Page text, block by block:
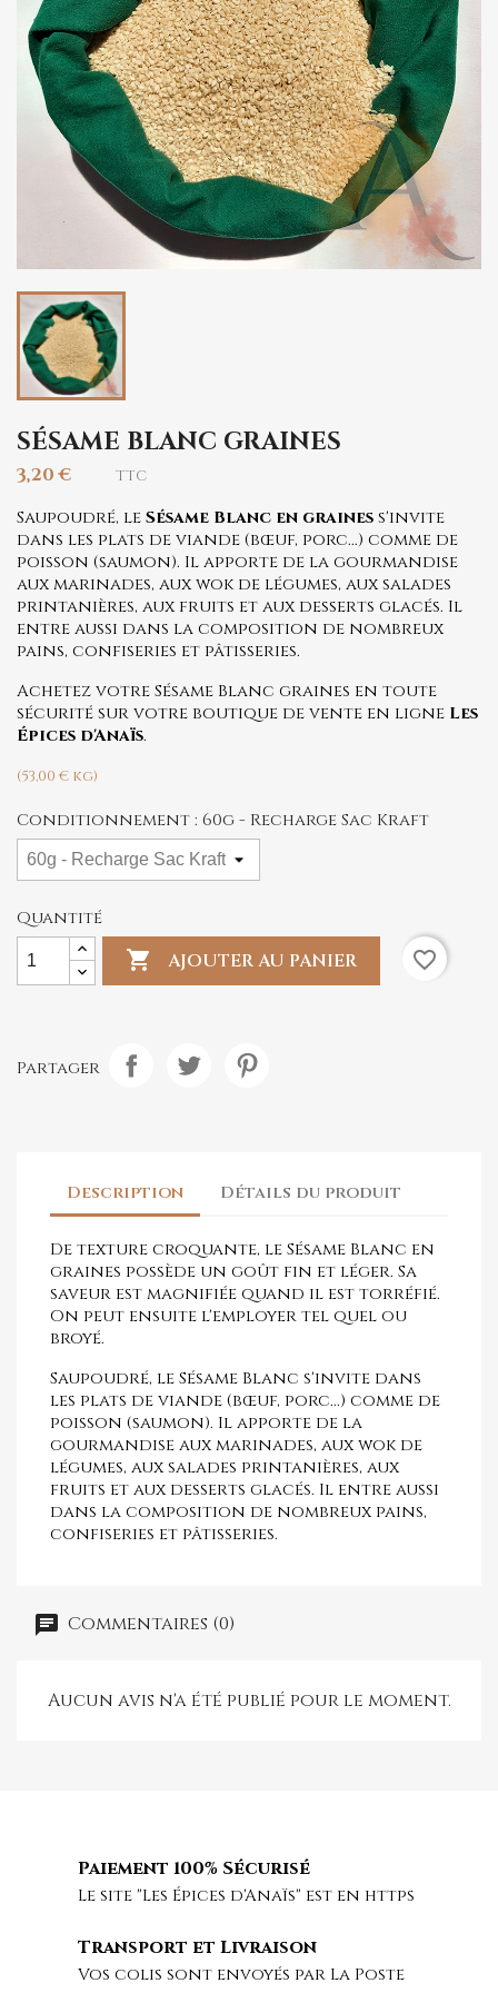
SÉSAME BLANC GRAINES
3,20 € TTC
Saupoudré, leSésame Blanc en grainess'invite
dans les plats de viande (bœuf, porc...) comme de
poisson (saumon). Il apporte de la gourmandise
aux marinades, aux wok de légumes, aux salades
printanières, aux fruits et aux desserts glacés. Il
entre aussi dans la composition de nombreux
pains, confiseries et pâtisseries.
Achetez votre Sésame Blanc graines en toute
sécurité sur votre boutique de vente en ligne Les
Épices d'Anaïs.
(53,00 € kg)
Conditionnement : 60g - Recharge Sac Kraft
Quantité
 AJOUTER AU PANIER favorite_border
Partager
Description Détails du produit
De texture croquante, le Sésame Blanc en
graines possède un goût fin et léger. Sa
saveur est magnifiée quand il est torréfié.
On peut ensuite l'employer tel quel ou
broyé.
Saupoudré, le Sésame Blanc s'invite dans
les plats de viande (bœuf, porc...) comme de
poisson (saumon). Il apporte de la
gourmandise aux marinades, aux wok de
légumes, aux salades printanières, aux
fruits et aux desserts glacés. Il entre aussi
dans la composition de nombreux pains,
confiseries et pâtisseries.
Commentaires (0)
Aucun avis n'a été publié pour le moment.
Paiement 100% Sécurisé
Le site "Les Épices d'Anaïs" est en https
Transport et Livraison
Vos colis sont envoyés par La Poste